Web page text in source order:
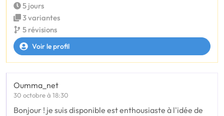
5 jours
3 variantes
5 révisions
Voir le profil
Oumma_net
30 octobre à 18:30
Bonjour ! je suis disponible est enthousiaste à l'idée de